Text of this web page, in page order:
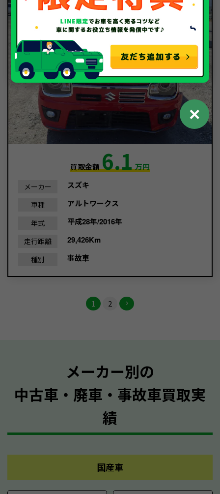
買取金額6.1万円
メーカー スズキ
車種 アルトワークス
年式 平成28年/2016年
走行距離 29,426Km
種別 事故車
1 2
メーカー別の
中古車・廃車・事故車買取実
績
国産車
✕